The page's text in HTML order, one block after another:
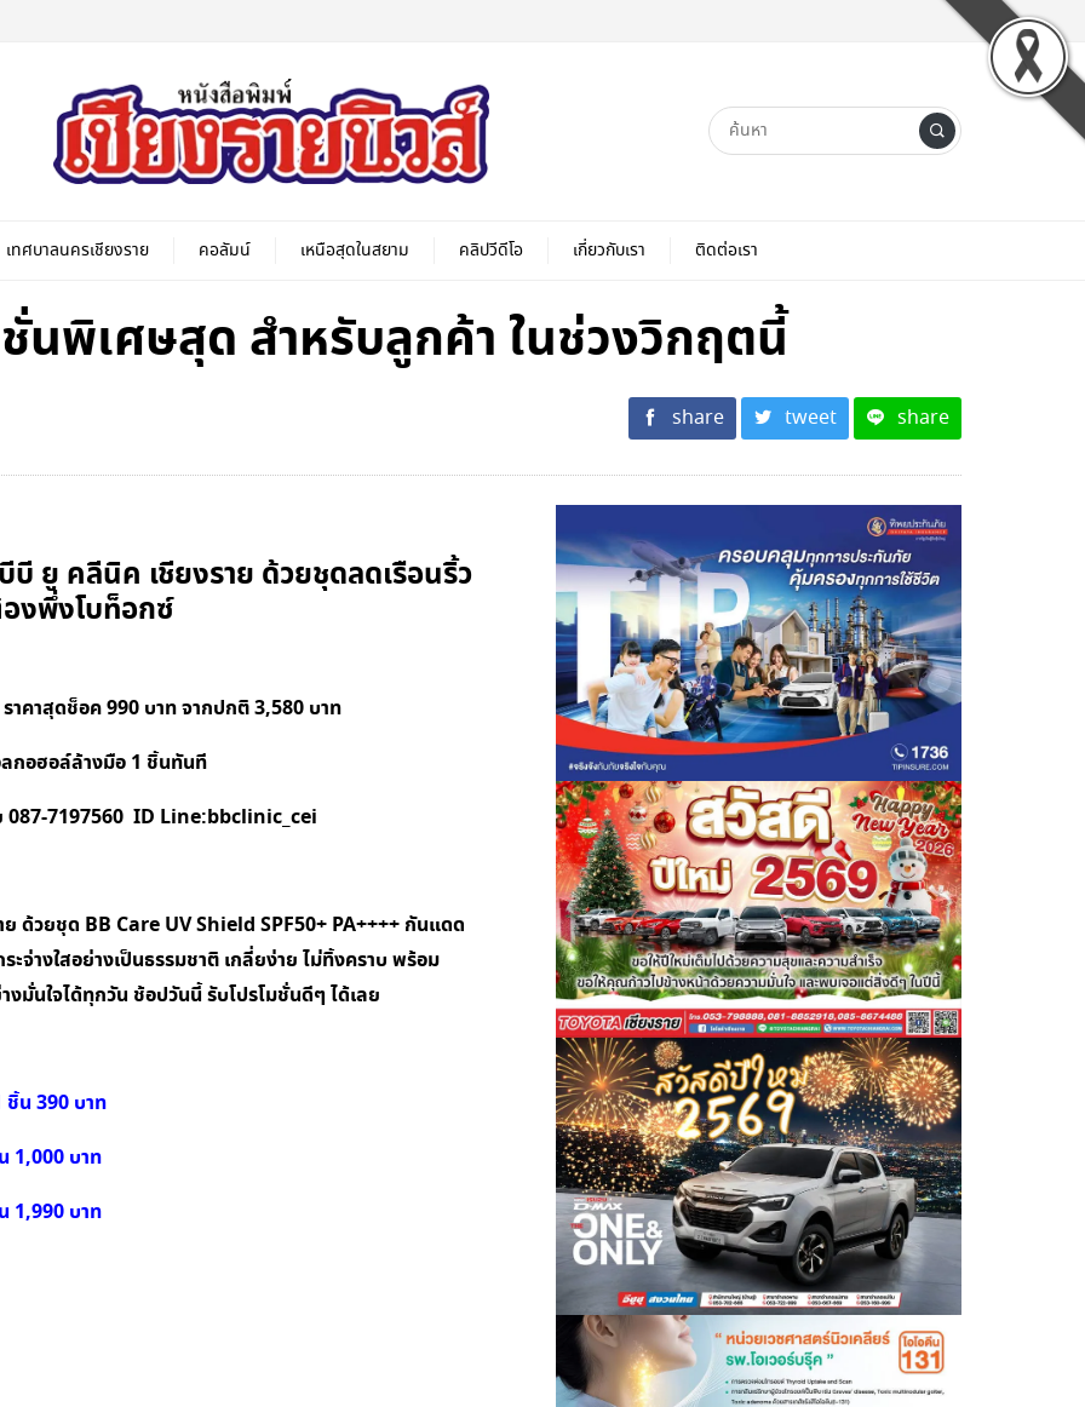
เทศบาลนครเชียงราย คอลัมน์ เหนือสุดในสยาม คลิปวีดีโอ เกี่ยวกับเรา ติดต่อเรา
นพิเศษสุด สำหรับลูกค้า ในช่วงวิกฤตนี้
share tweet share
ยู คลีนิค เชียงราย ด้วยชุดลดเรือนริ้ว
งพึ่งโบท็อกซ์
าคาสุดช็อค 990 บาท จากปกติ 3,580 บาท
กอฮอล์ล้างมือ 1 ชิ้นทันที
087-7197560 ID Line:bbclinic_cei
ด้วยชุด BB Care UV Shield SPF50+ PA++++ กันแดด
จ่างใสอย่างเป็นธรรมชาติ เกลี่ยง่าย ไม่ทิ้งคราบ พร้อม
นใจได้ทุกวัน ช้อปวันนี้ รับโปรโมชั่นดีๆ ได้เลย
ชิ้น 390 บาท
1,000 บาท
1,990 บาท